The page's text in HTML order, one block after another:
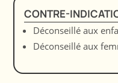
CONTRE-
Déconseillé aux
Déconseillé aux